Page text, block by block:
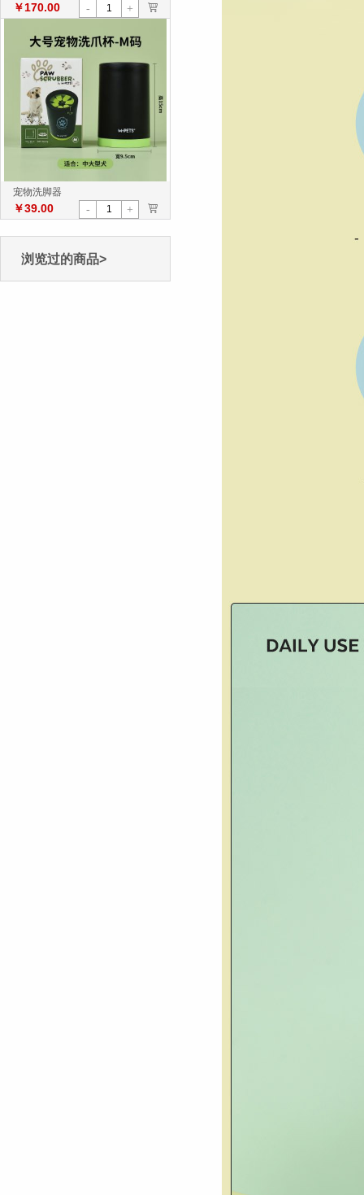
￥170.00 - + >
宠物洗脚器
￥39.00 - + >
浏览过的商品>